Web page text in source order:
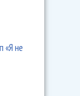
«Я не